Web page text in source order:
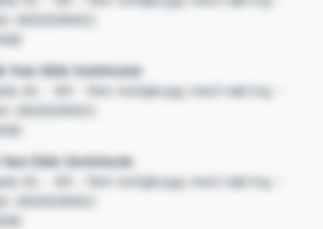
202020463)
hos Oslo kommune
61 - 85 - fem boligbygg med næring -
202020463)
Oslo kommune
61 - 85 - fem boligbygg med næring -
202020463)